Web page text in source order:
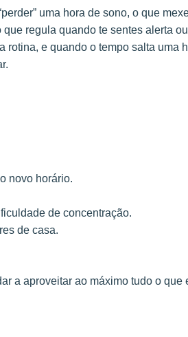
uma hora de sono, o que
regula quando te sentes alerta
e quando o tempo salta uma
novo horário.
de concentração.
de casa.
a aproveitar ao máximo tudo o que